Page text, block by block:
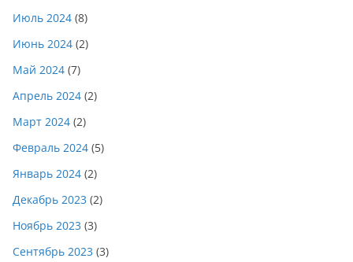
Июль 2024 (8)
Июнь 2024 (2)
Май 2024 (7)
Апрель 2024 (2)
Март 2024 (2)
Февраль 2024 (5)
Январь 2024 (2)
Декабрь 2023 (2)
Ноябрь 2023 (3)
Сентябрь 2023 (3)